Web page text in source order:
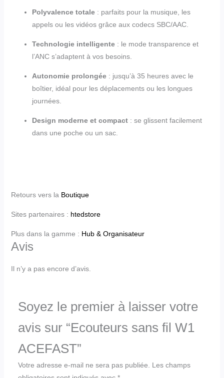
Polyvalence totale: parfaits pour la musique, les
appels ou les vidéos grâce aux codecs SBC/AAC.
Technologie intelligente: le mode transparence et
l’ANC s’adaptent à vos besoins.
Autonomie prolongée: jusqu’à 35 heures avec le
boîtier, idéal pour les déplacements ou les longues
journées.
Design moderne et compact: se glissent facilement
dans une poche ou un sac.
Retours vers la Boutique
Sites partenaires : htedstore
Plus dans la gamme : Hub & Organisateur
Avis
Il n’y a pas encore d’avis.
Soyez le premier à laisser votre
avis sur “Ecouteurs sans fil W1
ACEFAST”
Votre adresse e-mail ne sera pas publiée. Les champs